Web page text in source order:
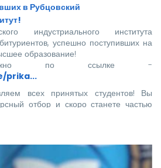
в Рубцовский
индустриального института
успешно поступивших на
образование!
можно по ссылке -
prika...
всех принятых студентов! Вы
отбор и скоро станете частью